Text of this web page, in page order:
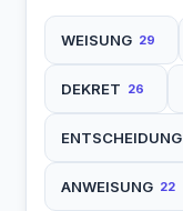
WEISUNG 29
DEKRET 26
ENTSCHEIDUNG
ANWEISUNG 22